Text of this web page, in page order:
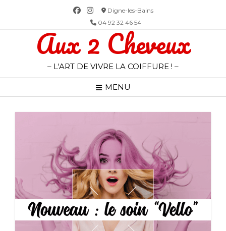
Digne-les-Bains
04 92 32 46 54
Aux 2 Cheveux
– L'ART DE VIVRE LA COIFFURE ! –
MENU